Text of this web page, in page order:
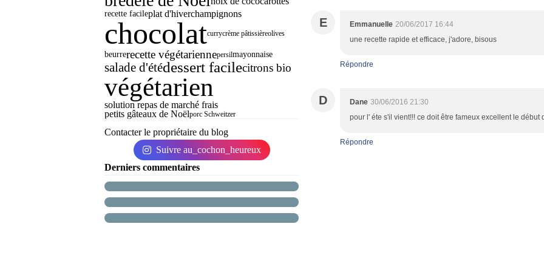
recette facileplat d'hiverchampignons
chocolatcurrycrème pâtissièreolives
beurrerecette végétariennepersilmayonnaise
salade d'étédessert facilecitrons bio
végétarien
solution repas de marché frais
petits gâteaux de Noëlporc Schweitzer
Contacter le propriétaire du blog
Suivre au_cochon_heureux
Derniers commentaires
E Emmanuelle 20/06/2017 16:44
une recette rapide et efficace, j'adore, bisous
Répondre
D Dane 30/06/2016 21:30
pour l' éte s'il vient!!! ce doit être fameux excellent le début
Répondre